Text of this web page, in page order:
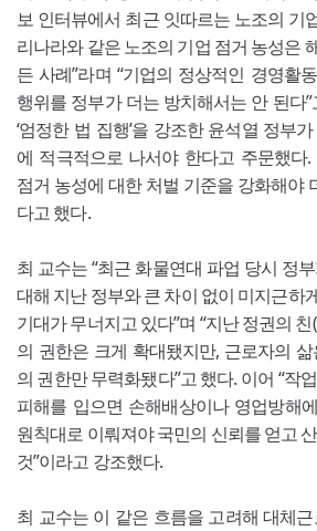
보 인터뷰에서 최근 잇따르는 노조의 기
리나라와 같은 노조의 기업 점거 농성은
든 사례”라며 “기업의 정상적인 경영활
행위를 정부가 더는 방치해서는 안 된다
‘엄정한 법 집행’을 강조한 윤석열 정부
에 적극적으로 나서야 한다고 주문했다
점거 농성에 대한 처벌 기준을 강화해야
다고 했다.
최 교수는 “최근 화물연대 파업 당시 정
대해 지난 정부와 큰 차이 없이 미지근하
기대가 무너지고 있다”며 “지난 정권의
의 권한은 크게 확대됐지만, 근로자의
의 권한만 무력화됐다”고 했다. 이어 “작
피해를 입으면 손해배상이나 영업방해
원칙대로 이뤄져야 국민의 신뢰를 얻고
것”이라고 강조했다.
최 교수는 이 같은 흐름을 고려해 대체